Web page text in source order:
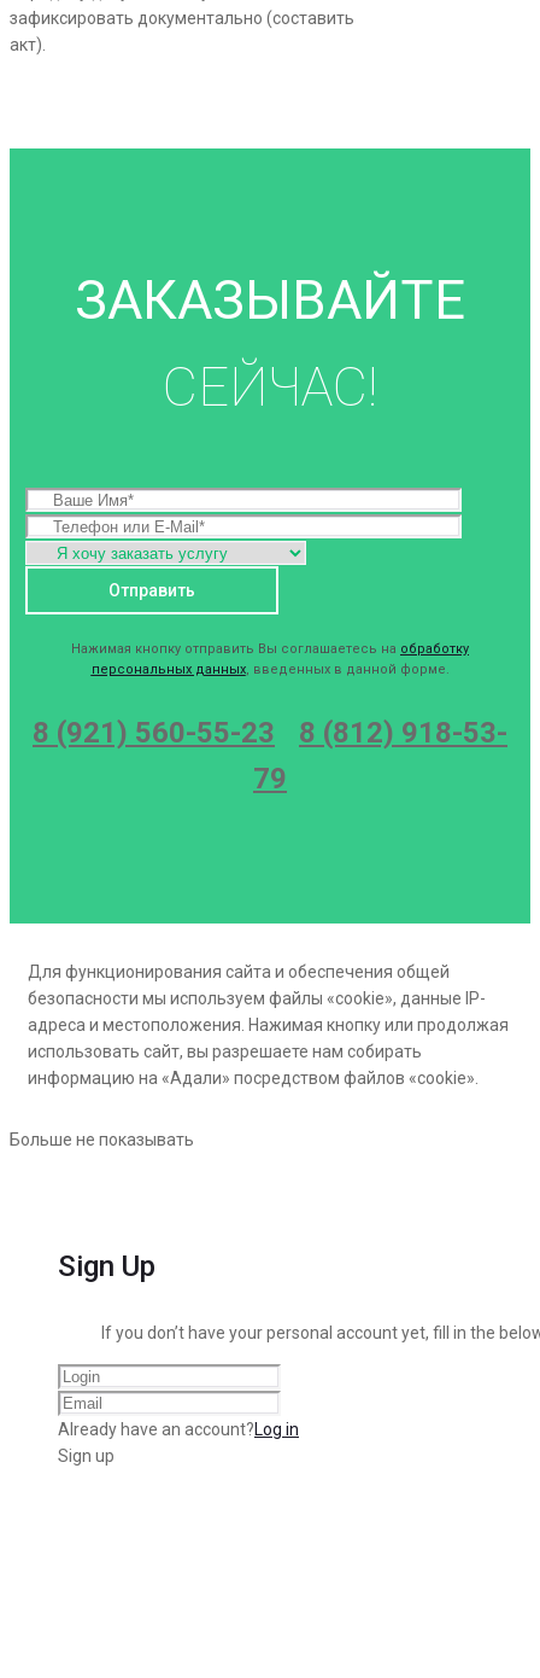
зафиксировать документально (составить
акт).
ЗАКАЗЫВАЙТЕ
СЕЙЧАС!
Нажимая кнопку отправить Вы соглашаетесь на обработку
персональных данных, введенных в данной форме.
8 (921) 560-55-23
8 (812) 918-53-
79
Для функционирования сайта и обеспечения общей
безопасности мы используем файлы «cookie», данные IP-
адреса и местоположения. Нажимая кнопку или продолжая
использовать сайт, вы разрешаете нам собирать
информацию на «Адали» посредством файлов «cookie».
Больше не показывать
Sign Up
If you don’t have your personal account yet, fill in the
Already have an account?Log in
Sign up